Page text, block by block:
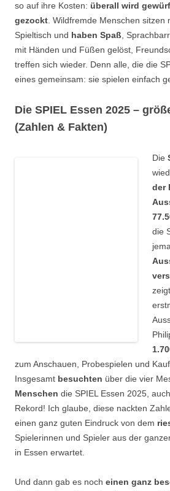
so auf ihre Kosten: überall wird
gezockt. Wildfremde Menschen sitzen
Spieltisch und haben Spaß,
mit Händen und Füßen gelöst,
treffen sich wieder. Denn alle, die die
eines gemeinsam: sie spielen einfach
Die SPIEL Essen 2025 –
(Zahlen & Fakten)
Die
der
die
zum Anschauen, Probespielen und
Insgesamt besuchten über die vier
Menschen die SPIEL Essen 2025,
Rekord! Ich glaube, diese nackten
einen ganz guten Eindruck von dem
Spielerinnen und Spieler aus der
in Essen erwartet.
Und dann gab es noch einen ganz